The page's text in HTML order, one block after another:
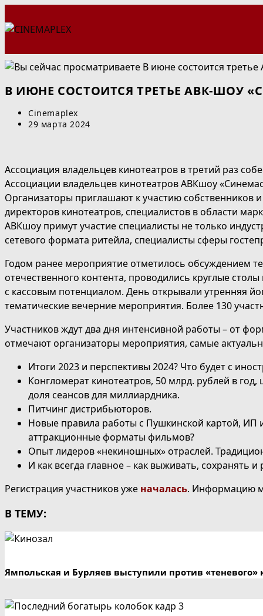
к
В ИЮНЕ СОСТОИТСЯ ТРЕТЬЕ АВК-ШОУ
Автор
записи:
Cinemaplex
Запись
29 марта 2024
Ассоциация владельцев кинотеатров в третий раз
Ассоциации владельцев кинотеатров АВКшоу
Организаторы приглашают к участию собственников
директоров кинотеатров, специалистов в области
АВКшоу примут участие специалисты не только
сетевого формата ритейла, специалисты сферы
Годом ранее мероприятие отметилось обсуждением
отечественного контента, проводились круглые
с кассовым потенциалом. День открывали утренняя
тематические вечерние мероприятия. Более 130
Участников ждут два дня интенсивной работы – от
отмечают организаторы мероприятия, самые
Итоги 2023 и перспективы 2024? Что будет с
Конгломерат кинотеатров, 50 млрд. рублей в
доля сеансов для миллиардника.
Питчинг дистрибьюторов.
Новые правила работы с Пушкинской картой, ИП
аттракционные форматы фильмов?
Опыт лидеров «некиношных» отраслей.
И как всегда главное – как выживать, сохранять
Регистрация участников уже началась. Информацию
В ТЕМУ:
Ямпольская и Бурляев выступили против «теневого»